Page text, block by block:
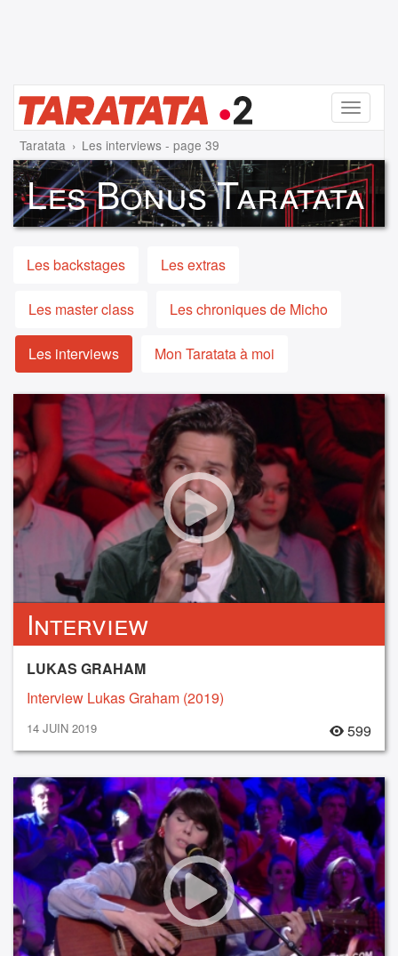
Menu
Taratata Les interviews - page 39
Les Bonus Taratata
Les backstages Les extras
Les master class Les chroniques de Micho
Les interviews Mon Taratata à moi
Interview
LUKAS GRAHAM
Interview Lukas Graham (2019)
14 JUIN 2019 599